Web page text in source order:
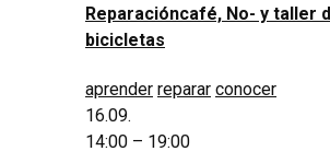
Reparacióncafé, No- y taller
bicicletas
aprender reparar conocer
16.09.
14:00 – 19:00